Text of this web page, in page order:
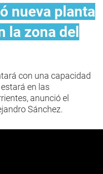
nueva planta
la zona del
con una capacidad
en las
anunció el
Sánchez.